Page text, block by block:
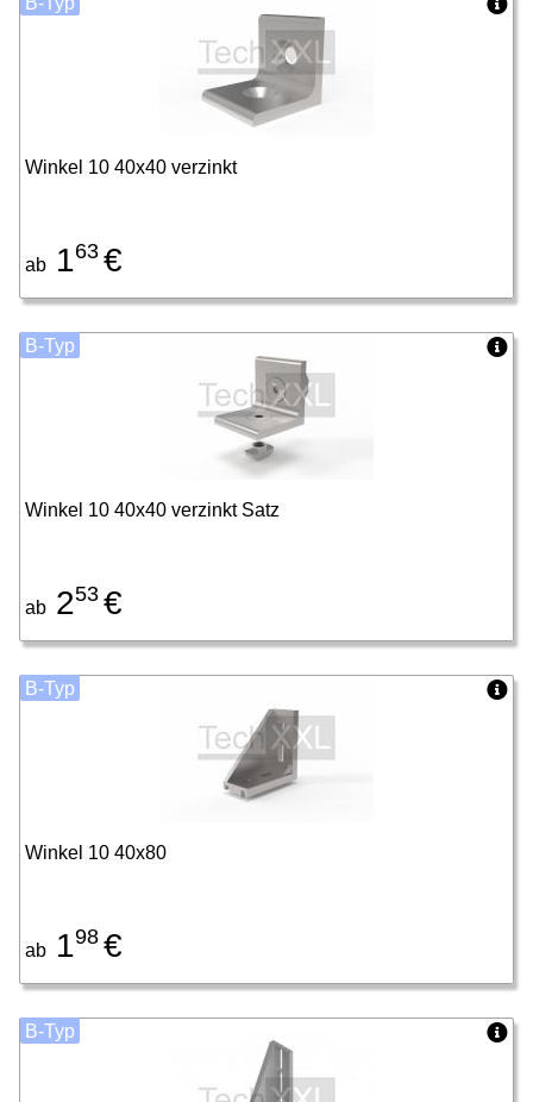
Winkel 10 40x40 verzinkt
ab 163 €
Winkel 10 40x40 verzinkt Satz
ab 253 €
B-Typ
Winkel 10 40x80
ab 198 €
B-Typ
B-Typ